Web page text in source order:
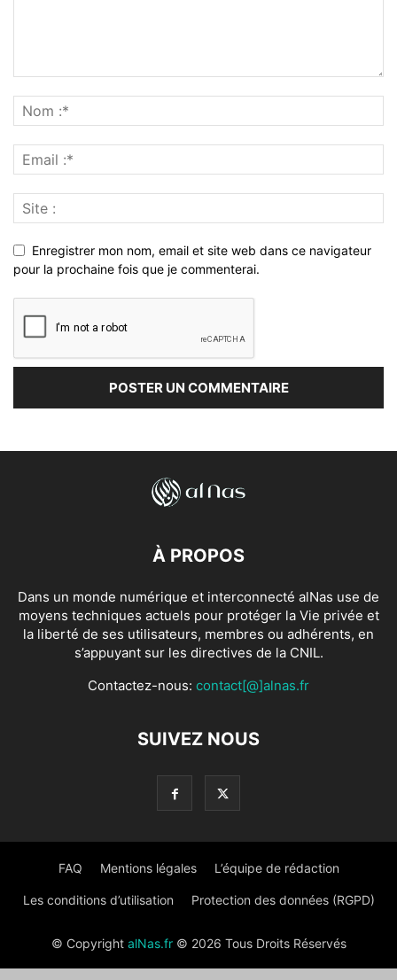
Enregistrer mon nom, email et site web dans ce navigateur
pour la prochaine fois que je commenterai.
À PROPOS
Dans un monde numérique et interconnecté alNas use de
moyens techniques actuels pour protéger la Vie privée et
la liberté de ses utilisateurs, membres ou adhérents, en
s’appuyant sur les directives de la CNIL.
Contactez-nous: contact[@]alnas.fr
SUIVEZ NOUS
FAQ Mentions légales L’équipe de rédaction
Les conditions d’utilisation Protection des données (RGPD)
© Copyright alNas.fr© 2026 Tous Droits Réservés